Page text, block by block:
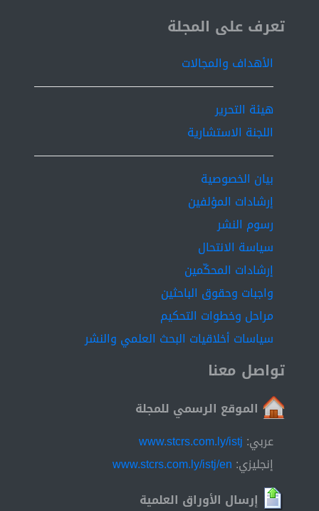
compressive strength, reference samples.
ISSN 2519-9854
تعرف على المجلة
الأهداف والمجالات
هيئة التحرير
اللجنة الاستشارية
بيان الخصوصية
إرشادات المؤلفين
رسوم النشر
سياسة الانتحال
إرشادات المحكّمين
واجبات وحقوق الباحثين
مراحل وخطوات التحكيم
سياسات أخلاقيات البحث العلمي والنشر
تواصل معنا
الموقع الرسمي للمجلة
عربي: www.stcrs.com.ly/istj
إنجليزي: www.stcrs.com.ly/istj/en
إرسال الأوراق العلمية